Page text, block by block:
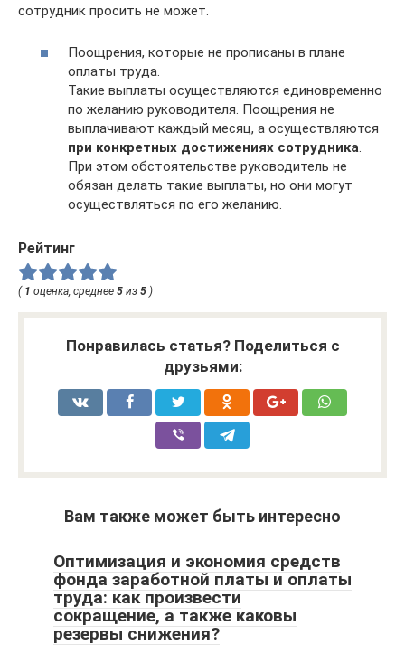
сотрудник просить не может.
Поощрения, которые не прописаны в плане
оплаты труда.
Такие выплаты осуществляются единовременно
по желанию руководителя. Поощрения не
выплачивают каждый месяц, а осуществляются
при конкретных достижениях сотрудника.
При этом обстоятельстве руководитель не
обязан делать такие выплаты, но они могут
осуществляться по его желанию.
Рейтинг
( 1 оценка, среднее 5 из 5 )
Понравилась статья? Поделиться с
друзьями:
Вам также может быть интересно
Оптимизация и экономия средств
фонда заработной платы и оплаты
труда: как произвести
сокращение, а также каковы
резервы снижения?